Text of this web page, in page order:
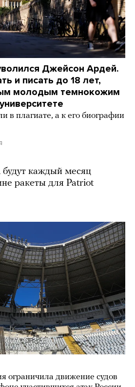
Джейсон Ардей.
и писать до 18 лет,
молодым темнокожим
в плагиате, а к его биографии
каждый месяц
ракеты для Patriot
ограничила движение судов